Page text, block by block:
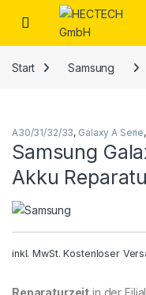
Open
Start Samsung
A30/31/32/33, Galaxy A Serie,
Samsung
Akku
inkl. MwSt. Kostenloser
Reparaturzeit in der